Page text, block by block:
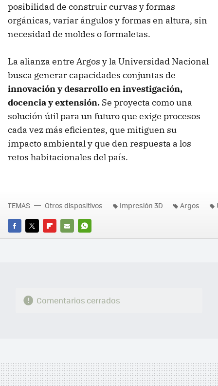
posibilidad de construir curvas y formas
orgánicas, variar ángulos y formas en altura, sin
necesidad de moldes o formaletas.
La alianza entre Argos y la Universidad Nacional
busca generar capacidades conjuntas de
innovación y desarrollo en investigación,
docencia y extensión. Se proyecta como una
solución útil para un futuro que exige procesos
cada vez más eficientes, que mitiguen su
impacto ambiental y que den respuesta a los
retos habitacionales del país.
FACEBOOK
TWITTERFLIPBOARD
E-
WHATSAPP
TEMAS Otros dispositivos Impresión 3D Argos
Comentarios cerrados